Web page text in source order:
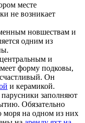
месте
не возникает
новшествам и
одним из
и
форму подковы,
Он
и керамикой.
заполняют
Обязательно
моря на одном из них